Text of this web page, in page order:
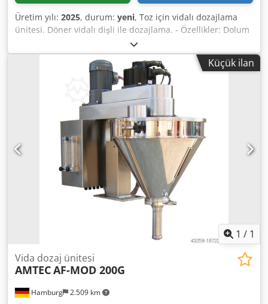
Üretim yılı: 2025, durum: yeni, Toz için vidalı dozajlama
ünitesi. Döner vidalı dişli ile dozajlama. - Özellikler: Dolum
aralığı: 3-500g; Dolum haznesi kapasitesi: 30 litre; Yandan
açılan hazne; Paslanmaz çelik 304 konstrüksiyon; Güç
kaynağı: 220~415V; Güç tüketimi: 1kW. Lütfen yeni
fiyatlarımızın genellikle kullanılmış ürün fiyatlarından daha
düşük olduğunu aklınızda bulundurun. Paketleme
görevinizi bize sorun ve anlatın. - Stoklarımızda genellikle
30-50 adet yeni makine hemen teslim edilebilmektedir.
Ayrıca, müşteri spesifikasyonlarına göre üretilen makineler
için yaklaşık 3 haftalık çok kısa teslimat sürelerimiz
bulunmaktadır. - Tüm makinelerimiz tam garantilidir.
Dcodpfx Aiov Nnmfjdok
Küçük ilan
1 / 1
Hamburg 2.509 km
Vida dozaj ünitesi
AMTECAF-MOD 200G